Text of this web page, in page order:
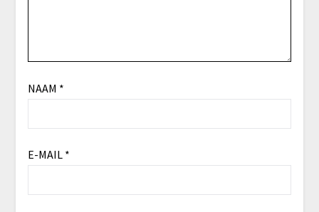
NAAM *
E-MAIL *